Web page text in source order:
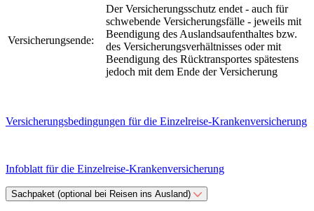
Versicherungsende:
Der Versicherungsschutz endet - auch für
schwebende Versicherungsfälle - jeweils mit
Beendigung des Auslandsaufenthaltes bzw.
des Versicherungsverhältnisses oder mit
Beendigung des Rücktransportes spätestens
jedoch mit dem Ende der Versicherung
Versicherungsbedingungen für die Einzelreise-Krankenversicherung
Infoblatt für die Einzelreise-Krankenversicherung
Sachpaket (optional bei Reisen ins Ausland)